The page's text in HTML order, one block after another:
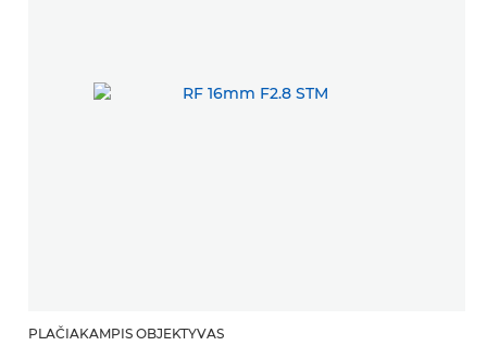
PLAČIAKAMPIS OBJEKTYVAS